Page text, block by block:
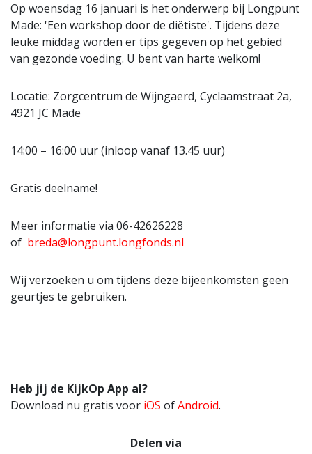
Op woensdag 16 januari is het onderwerp bij Longpunt
Made: 'Een workshop door de diëtiste'. Tijdens deze
leuke middag worden er tips gegeven op het gebied
van gezonde voeding. U bent van harte welkom!
Locatie: Zorgcentrum de Wijngaerd, Cyclaamstraat 2a,
4921 JC Made
14:00 – 16:00 uur (inloop vanaf 13.45 uur)
Gratis deelname!
Meer informatie via 06-42626228
of breda@longpunt.longfonds.nl
Wij verzoeken u om tijdens deze bijeenkomsten geen
geurtjes te gebruiken.
Heb jij de KijkOp App al?
Download nu gratis voor iOS ofAndroid.
Delen via